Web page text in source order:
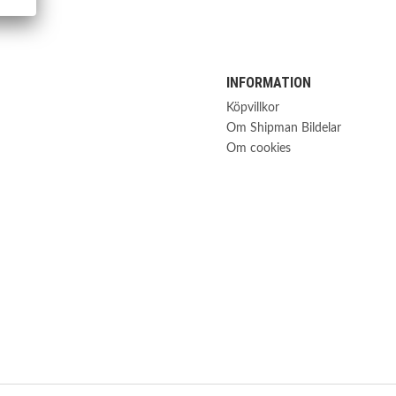
INFORMATION
Köpvillkor
Om Shipman Bildelar
Om cookies